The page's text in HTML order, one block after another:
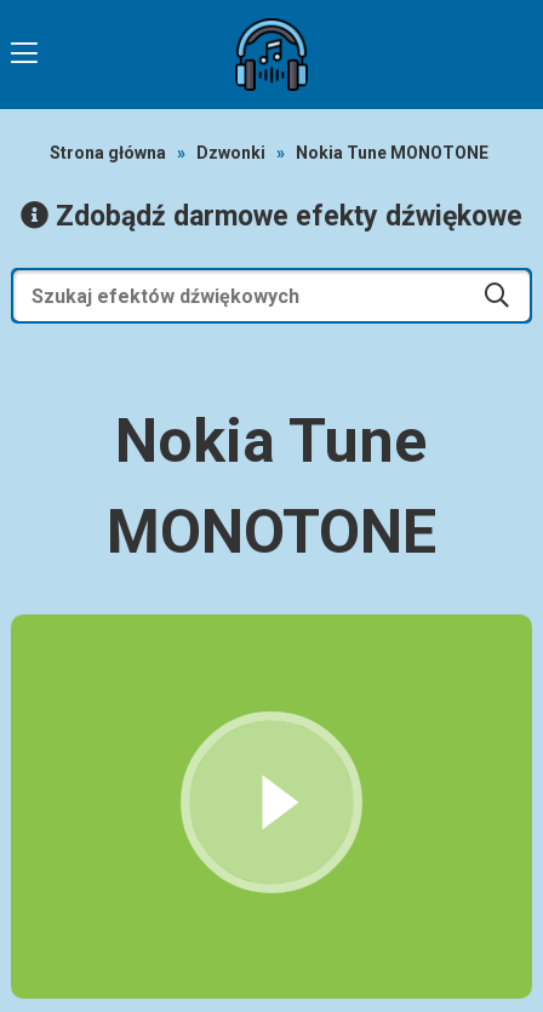
Strona główna » Dzwonki » Nokia Tune MONOTONE
Zdobądź darmowe efekty dźwiękowe
Nokia Tune
MONOTONE